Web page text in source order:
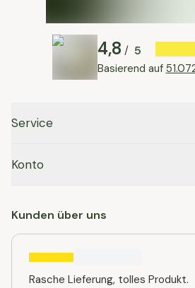
4,8 / 5
Basierend auf
Service
Konto
Kunden über uns
Rasche Lieferung, tolles Produkt.